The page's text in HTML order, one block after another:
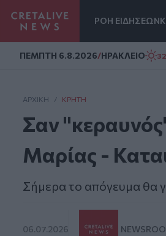
ΡΟΗ ΕΙΔΗΣΕΩΝ
ΠΕΜΠΤΗ 6.8.2026/ΗΡΑΚΛΕΙΟ
ΑΡΧΙΚΗ / ΚΡΉΤΗ
Σαν
Μαρίας -
Σήμερα το απόγευμα θα
06.07.2026